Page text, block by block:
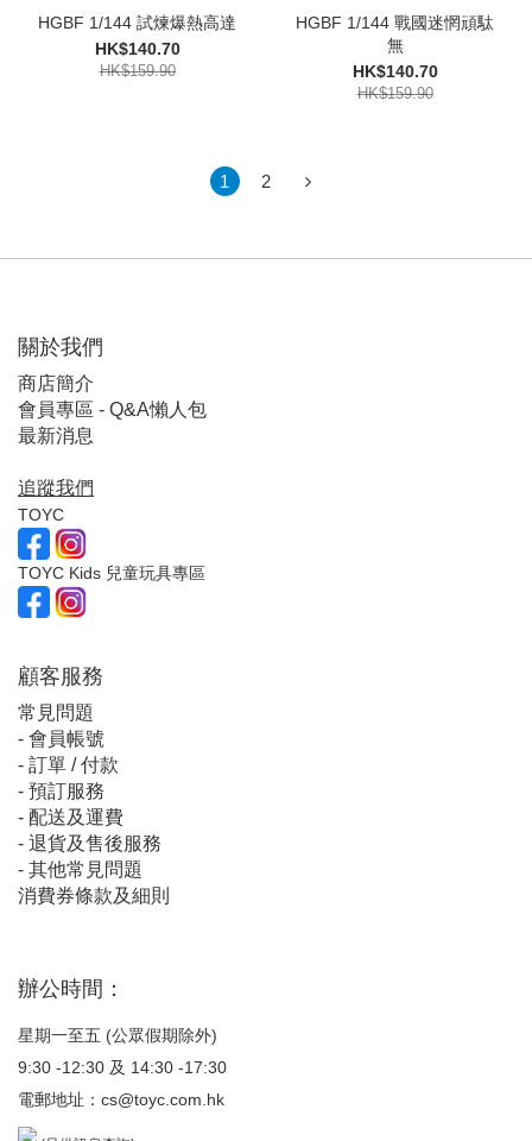
HGBF 1/144 試煉爆熱高達
HK$140.70
HK$159.90
HGBF 1/144 戰國迷惘頑駄
無
HK$140.70
HK$159.90
1 2
關於我們
商店簡介
會員專區 - Q&A懶人包
最新消息
追蹤我們
TOYC
TOYC Kids 兒童玩具專區
顧客服務
常見問題
- 會員帳號
- 訂單 / 付款
- 預訂服務
- 配送及運費
- 退貨及售後服務
- 其他常見問題
消費券條款及細則
辦公時間：
星期一至五 (公眾假期除外)
9:30 -12:30 及 14:30 -17:30
電郵地址： cs@toyc.com.hk